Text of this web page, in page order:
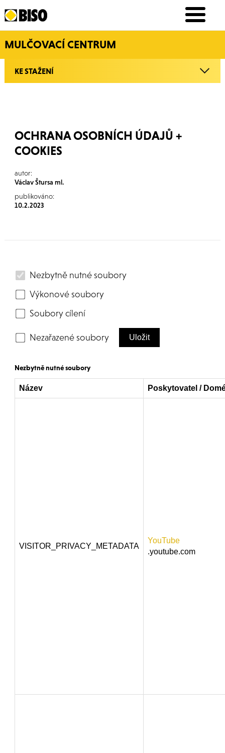
MULČOVACÍ CENTRUM
KE STAŽENÍ
OCHRANA OSOBNÍCH ÚDAJŮ +
COOKIES
autor:
Václav Štursa ml.
publikováno:
10.2.2023
Nezbytně nutné soubory
Výkonové soubory
Soubory cílení
Nezařazené soubory Uložit
Nezbytně nutné soubory
Název Poskytovatel /
VISITOR_PRIVACY_METADATA
YouTube
.youtube.com